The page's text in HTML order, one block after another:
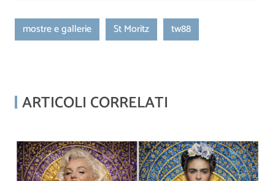
mostre e gallerie St Moritz tw88
ARTICOLI CORRELATI